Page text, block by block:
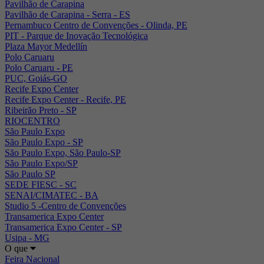
Pavilhão de Carapina
Pavilhão de Carapina - Serra - ES
Pernambuco Centro de Convenções - Olinda, PE
PIT - Parque de Inovação Tecnológica
Plaza Mayor Medellín
Polo Caruaru
Polo Caruaru - PE
PUC, Goiás-GO
Recife Expo Center
Recife Expo Center - Recife, PE
Ribeirão Preto - SP
RIOCENTRO
São Paulo Expo
São Paulo Expo - SP
São Paulo Expo, São Paulo-SP
São Paulo Expo/SP
São Paulo SP
SEDE FIESC - SC
SENAI/CIMATEC - BA
Studio 5 -Centro de Convenções
Transamerica Expo Center
Transamerica Expo Center - SP
Usipa - MG
O que
Feira Nacional